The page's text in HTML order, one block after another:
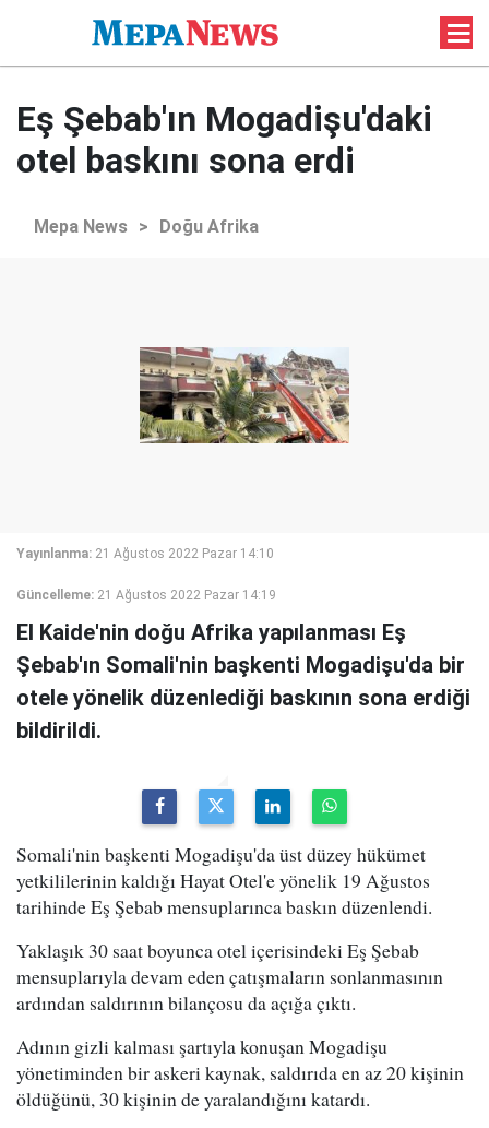
Eş Şebab'ın Mogadişu'daki
otel baskını sona erdi
Mepa News > Doğu Afrika
Yayınlanma: 21 Ağustos 2022 Pazar 14:10
Güncelleme: 21 Ağustos 2022 Pazar 14:19
El Kaide'nin doğu Afrika yapılanması Eş
Şebab'ın Somali'nin başkenti Mogadişu'da bir
otele yönelik düzenlediği baskının sona erdiği
bildirildi.
Somali'nin başkenti Mogadişu'da üst düzey hükümet
yetkililerinin kaldığı Hayat Otel'e yönelik 19 Ağustos
tarihinde Eş Şebab mensuplarınca baskın düzenlendi.
Yaklaşık 30 saat boyunca otel içerisindeki Eş Şebab
mensuplarıyla devam eden çatışmaların sonlanmasının
ardından saldırının bilançosu da açığa çıktı.
Adının gizli kalması şartıyla konuşan Mogadişu
yönetiminden bir askeri kaynak, saldırıda en az 20 kişinin
öldüğünü, 30 kişinin de yaralandığını katardı.